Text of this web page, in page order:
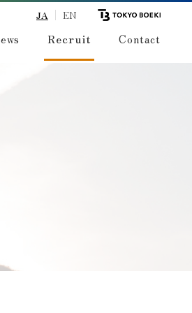
News Recruit Contact
JA EN